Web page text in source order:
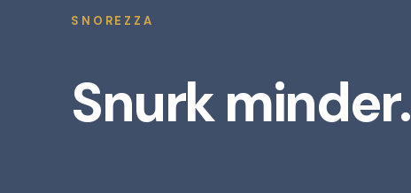
SNOREZZA
Snurk minder.